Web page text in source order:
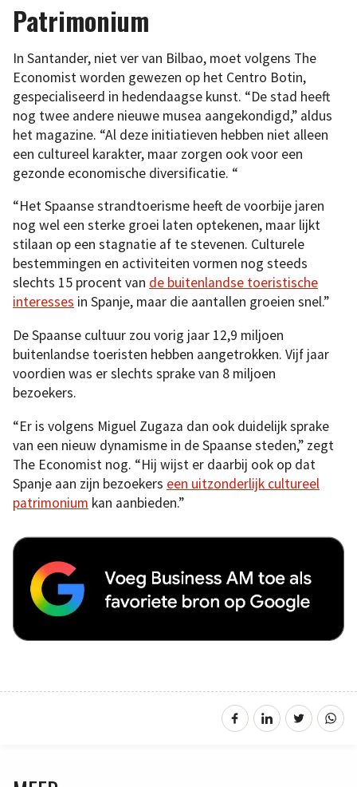
Patrimonium
In Santander, niet ver van Bilbao, moet volgens The
Economist worden gewezen op het Centro Botin,
gespecialiseerd in hedendaagse kunst. “De stad heeft
nog twee andere nieuwe musea aangekondigd,” aldus
het magazine. “Al deze initiatieven hebben niet alleen
een cultureel karakter, maar zorgen ook voor een
gezonde economische diversificatie. “
“Het Spaanse strandtoerisme heeft de voorbije jaren
nog wel een sterke groei laten optekenen, maar lijkt
stilaan op een stagnatie af te stevenen. Culturele
bestemmingen en activiteiten vormen nog steeds
slechts 15 procent van de buitenlandse toeristische
interesses in Spanje, maar die aantallen groeien snel.”
De Spaanse cultuur zou vorig jaar 12,9 miljoen
buitenlandse toeristen hebben aangetrokken. Vijf jaar
voordien was er slechts sprake van 8 miljoen
bezoekers.
“Er is volgens Miguel Zugaza dan ook duidelijk sprake
van een nieuw dynamisme in de Spaanse steden,” zegt
The Economist nog. “Hij wijst er daarbij ook op dat
Spanje aan zijn bezoekers een uitzonderlijk cultureel
patrimonium kan aanbieden.”